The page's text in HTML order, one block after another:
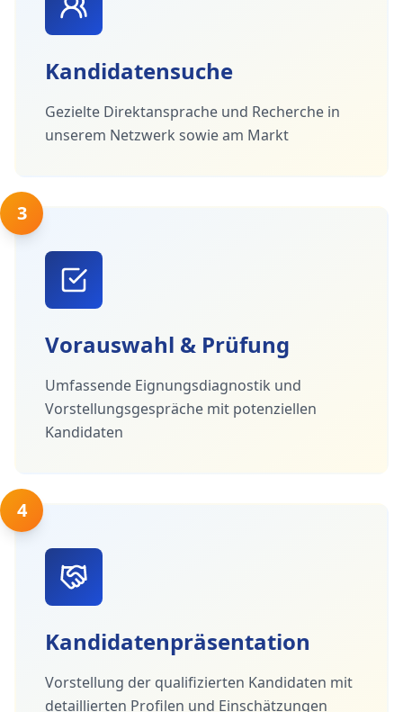
Kandidatensuche
Gezielte Direktansprache und Recherche in
unserem Netzwerk sowie am Markt
3
Vorauswahl & Prüfung
Umfassende Eignungsdiagnostik und
Vorstellungsgespräche mit potenziellen
Kandidaten
4
Kandidatenpräsentation
Vorstellung der qualifizierten Kandidaten mit
detaillierten Profilen und Einschätzungen